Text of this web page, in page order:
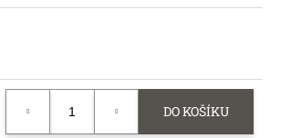
DO KOŠÍKU